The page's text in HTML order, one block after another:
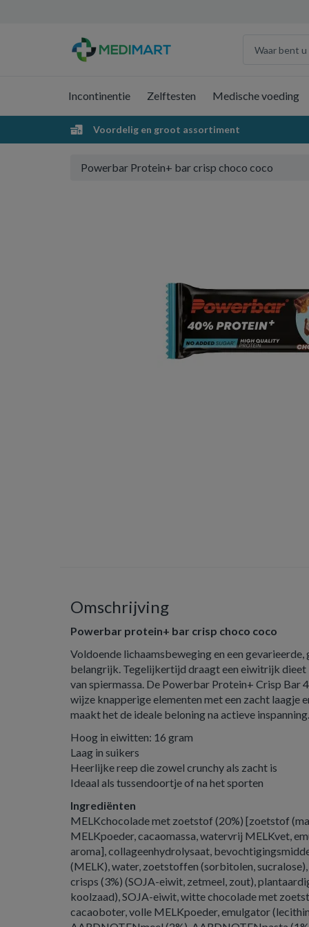
Incontinentie Zelftesten Medische voeding
Voordelig en groot assortiment
Powerbar Protein+ bar crisp choco coco
Omschrijving
Powerbar protein+ bar crisp choco coco
Voldoende lichaamsbeweging en een
belangrijk. Tegelijkertijd draagt een eiwitrijk dieet
van spiermassa. De Powerbar Protein+ Crisp Bar
wijze knapperige elementen met een zacht laagje
maakt het de ideale beloning na actieve inspanning.
Hoog in eiwitten: 16 gram
Laag in suikers
Heerlijke reep die zowel crunchy als zacht is
Ideaal als tussendoortje of na het sporten
Ingrediënten
MELKchocolade met zoetstof (20%) [zoetstof
MELKpoeder, cacaomassa, watervrij MELKvet,
aroma], collageenhydrolysaat,
(MELK), water, zoetstoffen (sorbitolen,
crisps (3%) (SOJA-eiwit, zetmeel, zout),
koolzaad), SOJA-eiwit, witte chocolade met
cacaoboter, volle MELKpoeder, emulgator